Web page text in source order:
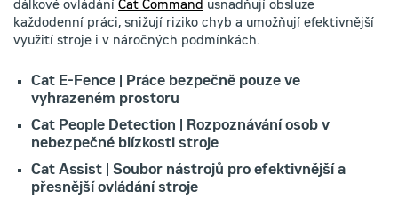
dálkové ovládání Cat Command usnadňují obsluze
každodenní práci, snižují riziko chyb a umožňují efektivnější
využití stroje i v náročných podmínkách.
Cat E-Fence | Práce bezpečně pouze ve
vyhrazeném prostoru
Cat People Detection | Rozpoznávání osob v
nebezpečné blízkosti stroje
Cat Assist | Soubor nástrojů pro efektivnější a
přesnější ovládání stroje